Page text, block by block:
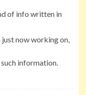
of info written in
just now working on,
information.